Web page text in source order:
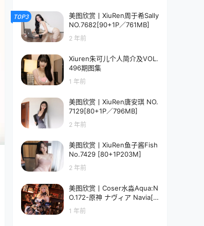
TOP3
美图欣赏丨XiuRen周于希Sally
NO.7682[90+1P／761MB]
2 年前
Xiuren朱可儿个人简介及VOL.
496期图集
1 年前
美图欣赏丨XiuRen唐安琪 NO.
7129[80+1P／796MB]
2 年前
美图欣赏丨XiuRen鱼子酱Fish
No.7429 [80+1P203M]
2 年前
美图欣赏丨Coser水淼Aqua:N
O.172-原神 ナヴィア Navia[5
8P-90.7M]
1 年前